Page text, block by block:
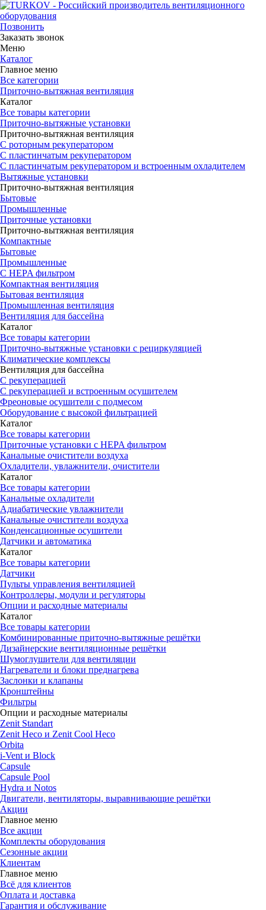
Позвонить
Заказать звонок
Меню
Каталог
Главное меню
Все категории
Приточно-вытяжная вентиляция
Каталог
Все товары категории
Приточно-вытяжные установки
Приточно-вытяжная вентиляция
С роторным рекуператором
С пластинчатым рекуператором
С пластинчатым рекуператором и встроенным охладителем
Вытяжные установки
Приточно-вытяжная вентиляция
Бытовые
Промышленные
Приточные установки
Приточно-вытяжная вентиляция
Компактные
Бытовые
Промышленные
С HEPA фильтром
Компактная вентиляция
Бытовая вентиляция
Промышленная вентиляция
Вентиляция для бассейна
Каталог
Все товары категории
Приточно-вытяжные установки с рециркуляцией
Климатические комплексы
Вентиляция для бассейна
С рекуперацией
С рекуперацией и встроенным осушителем
Фреоновые осушители с подмесом
Оборудование с высокой фильтрацией
Каталог
Все товары категории
Приточные установки c HEPA фильтром
Канальные очистители воздуха
Охладители, увлажнители, очистители
Каталог
Все товары категории
Канальные охладители
Адиабатические увлажнители
Канальные очистители воздуха
Конденсационные осушители
Датчики и автоматика
Каталог
Все товары категории
Датчики
Пульты управления вентиляцией
Контроллеры, модули и регуляторы
Опции и расходные материалы
Каталог
Все товары категории
Комбинированные приточно-вытяжные решётки
Дизайнерские вентиляционные решётки
Шумоглушители для вентиляции
Нагреватели и блоки преднагрева
Заслонки и клапаны
Кронштейны
Фильтры
Опции и расходные материалы
Zenit Standart
Zenit Heco и Zenit Cool Heco
Orbita
i-Vent и Block
Capsule
Capsule Pool
Hydra и Notos
Двигатели, вентиляторы, выравнивающие решётки
Акции
Главное меню
Все акции
Комплекты оборудования
Сезонные акции
Клиентам
Главное меню
Всё для клиентов
Оплата и доставка
Гарантия и обслуживание